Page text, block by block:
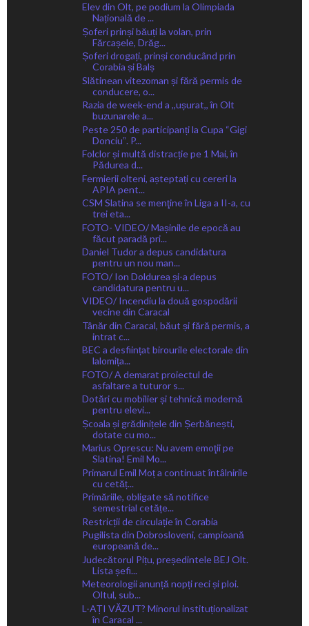
Elev din Olt, pe podium la Olimpiada
Națională de ...
Șoferi prinși băuți la volan, prin
Fărcașele, Drăg...
Șoferi drogați, prinși conducând prin
Corabia și Balș
Slătinean vitezoman și fără permis de
conducere, o...
Razia de week-end a ,,ușurat,, în Olt
buzunarele a...
Peste 250 de participanți la Cupa “Gigi
Donciuˮ. P...
Folclor și multă distracție pe 1 Mai, în
Pădurea d...
Fermierii olteni, așteptați cu cereri la
APIA pent...
CSM Slatina se menţine în Liga a II-a, cu
trei eta...
FOTO- VIDEO/ Mașinile de epocă au
făcut paradă pri...
Daniel Tudor a depus candidatura
pentru un nou man...
FOTO/ Ion Doldurea și-a depus
candidatura pentru u...
VIDEO/ Incendiu la două gospodării
vecine din Caracal
Tânăr din Caracal, băut și fără permis, a
intrat c...
BEC a desființat birourile electorale din
lalomița...
FOTO/ A demarat proiectul de
asfaltare a tuturor s...
Dotări cu mobilier și tehnică modernă
pentru elevi...
Școala și grădinițele din Șerbănești,
dotate cu mo...
Marius Oprescu: Nu avem emoţii pe
Slatina! Emil Mo...
Primarul Emil Moț a continuat întâlnirile
cu cetăț...
Primăriile, obligate să notifice
semestrial cetățe...
Restricții de circulație în Corabia
Pugilista din Dobrosloveni, campioană
europeană de...
Judecătorul Pițu, președintele BEJ Olt.
Lista șefi...
Meteorologii anunță nopți reci și ploi.
Oltul, sub...
L-AȚI VĂZUT? Minorul instituționalizat
în Caracal ...